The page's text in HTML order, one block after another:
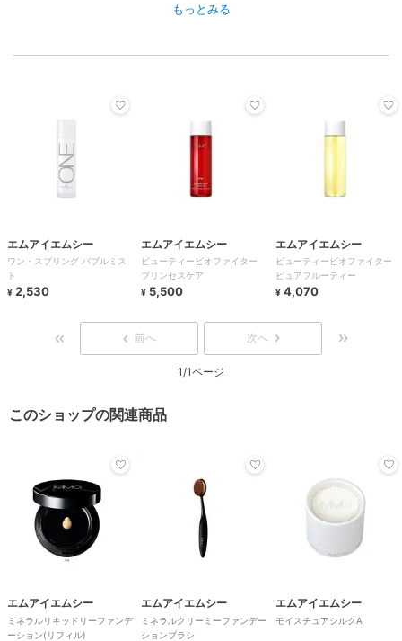
もっとみる
エムアイエムシー
ワン・スプリング バブルミス
ト
¥ 2,530
エムアイエムシー
ビューティービオファイター
プリンセスケア
¥ 5,500
エムアイエムシー
ビューティービオファイター
ピュアフルーティー
¥ 4,070
前へ 次へ
1/1ページ
このショップの関連商品
エムアイエムシー
ミネラルリキッドリーファンデ
ーション(リフィル)
エムアイエムシー
ミネラルクリーミーファンデー
ションブラシ
エムアイエムシー
モイスチュアシルクA